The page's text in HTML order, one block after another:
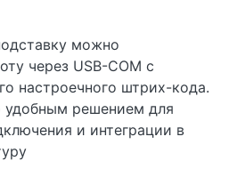
можно
через USB-COM с
настроечного штрих-кода.
удобным решением для
и интеграции в